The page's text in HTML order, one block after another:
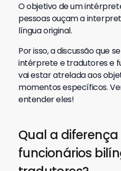
O objetivo de um
pessoas ouçam a
língua original.
Por isso, a discussão que
intérprete e tradutores e
vai estar atrelada aos
momentos específicos.
entender eles!
Qual a
funcionários